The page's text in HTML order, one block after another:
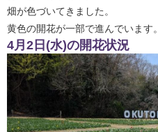
畑が色づいてきました。
黄色の開花が一部で進んでいます。
4月2日(水)の開花状況